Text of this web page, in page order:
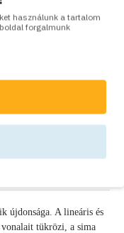
újdonsága. A lineáris és
tükrözi, a sima
használunk a tartalom
forgalmunk